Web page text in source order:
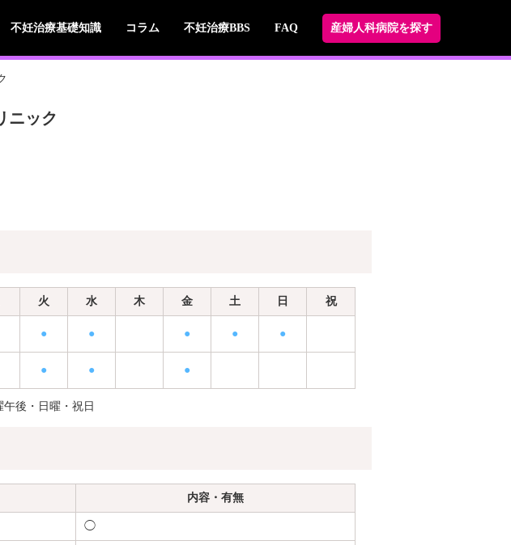
不妊治療基礎知識 コラム 不妊治療BBS FAQ 産婦人科病院を探す
ニック
火 水 木 金 土 日 祝
● ● ● ● ●
● ● ●
後・日曜・祝日
内容・有無
◯